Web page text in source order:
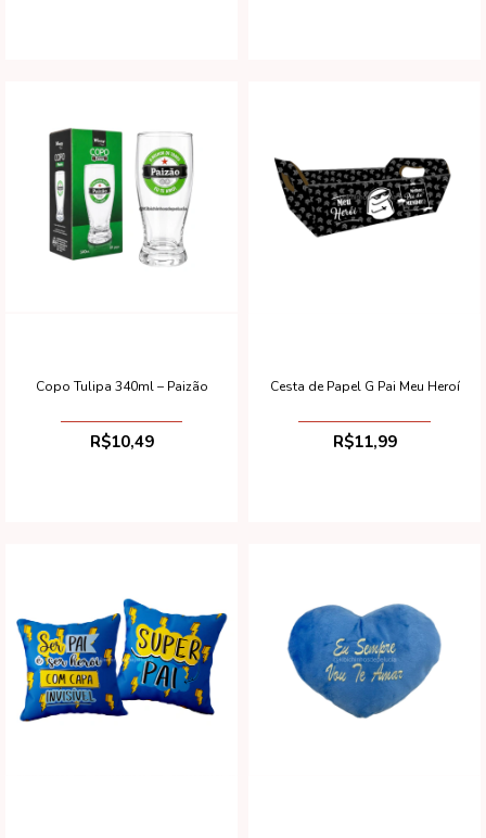
Copo Tulipa 340ml – Paizão
R$10,49
Cesta de Papel G Pai Meu Heroí
R$11,99